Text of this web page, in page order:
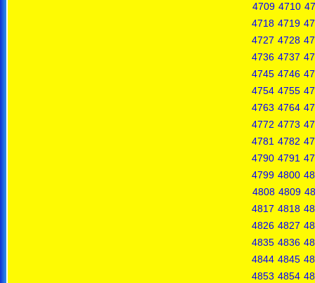
4709 4710
4718 4719
4727 4728
4736 4737
4745 4746
4754 4755
4763 4764
4772 4773
4781 4782
4790 4791
4799 4800
4808 4809
4817 4818
4826 4827
4835 4836
4844 4845
4853 4854